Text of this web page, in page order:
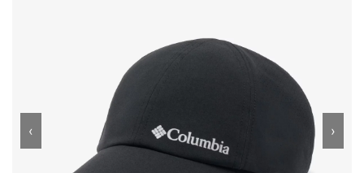
‹ ›